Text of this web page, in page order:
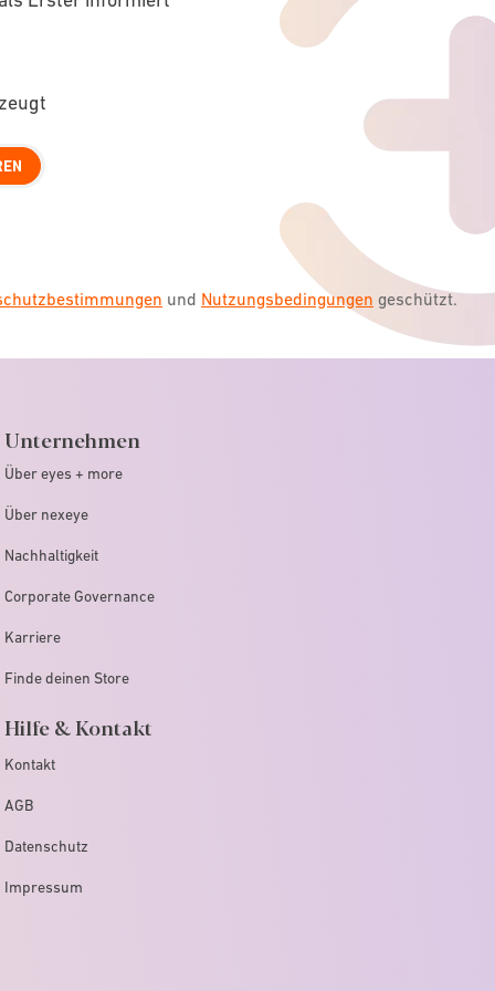
und Nutzungsbedingungen geschützt.
Unternehmen
Über eyes + more
Über nexeye
Nachhaltigkeit
Corporate Governance
Karriere
Finde deinen Store
Hilfe & Kontakt
Kontakt
AGB
Datenschutz
Impressum